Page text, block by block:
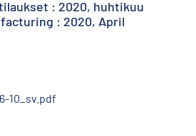
: 2020, huhtikuu
: 2020, April
10_sv.pdf